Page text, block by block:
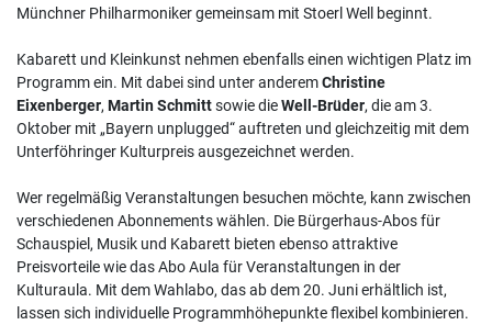
Münchner Philharmoniker gemeinsam mit Stoerl Well beginnt.
Kabarett und Kleinkunst nehmen ebenfalls einen wichtigen Platz im
Programm ein. Mit dabei sind unter anderemChristine
Eixenberger, Martin Schmittsowie dieWell-Brüder, die am 3.
Oktober mit „Bayern unplugged“ auftreten und gleichzeitig mit dem
Unterföhringer Kulturpreis ausgezeichnet werden.
Wer regelmäßig Veranstaltungen besuchen möchte, kann zwischen
verschiedenen Abonnements wählen. Die Bürgerhaus-Abos für
Schauspiel, Musik und Kabarett bieten ebenso attraktive
Preisvorteile wie das Abo Aula für Veranstaltungen in der
Kulturaula. Mit dem Wahlabo, das ab dem 20. Juni erhältlich ist,
lassen sich individuelle Programmhöhepunkte flexibel kombinieren.